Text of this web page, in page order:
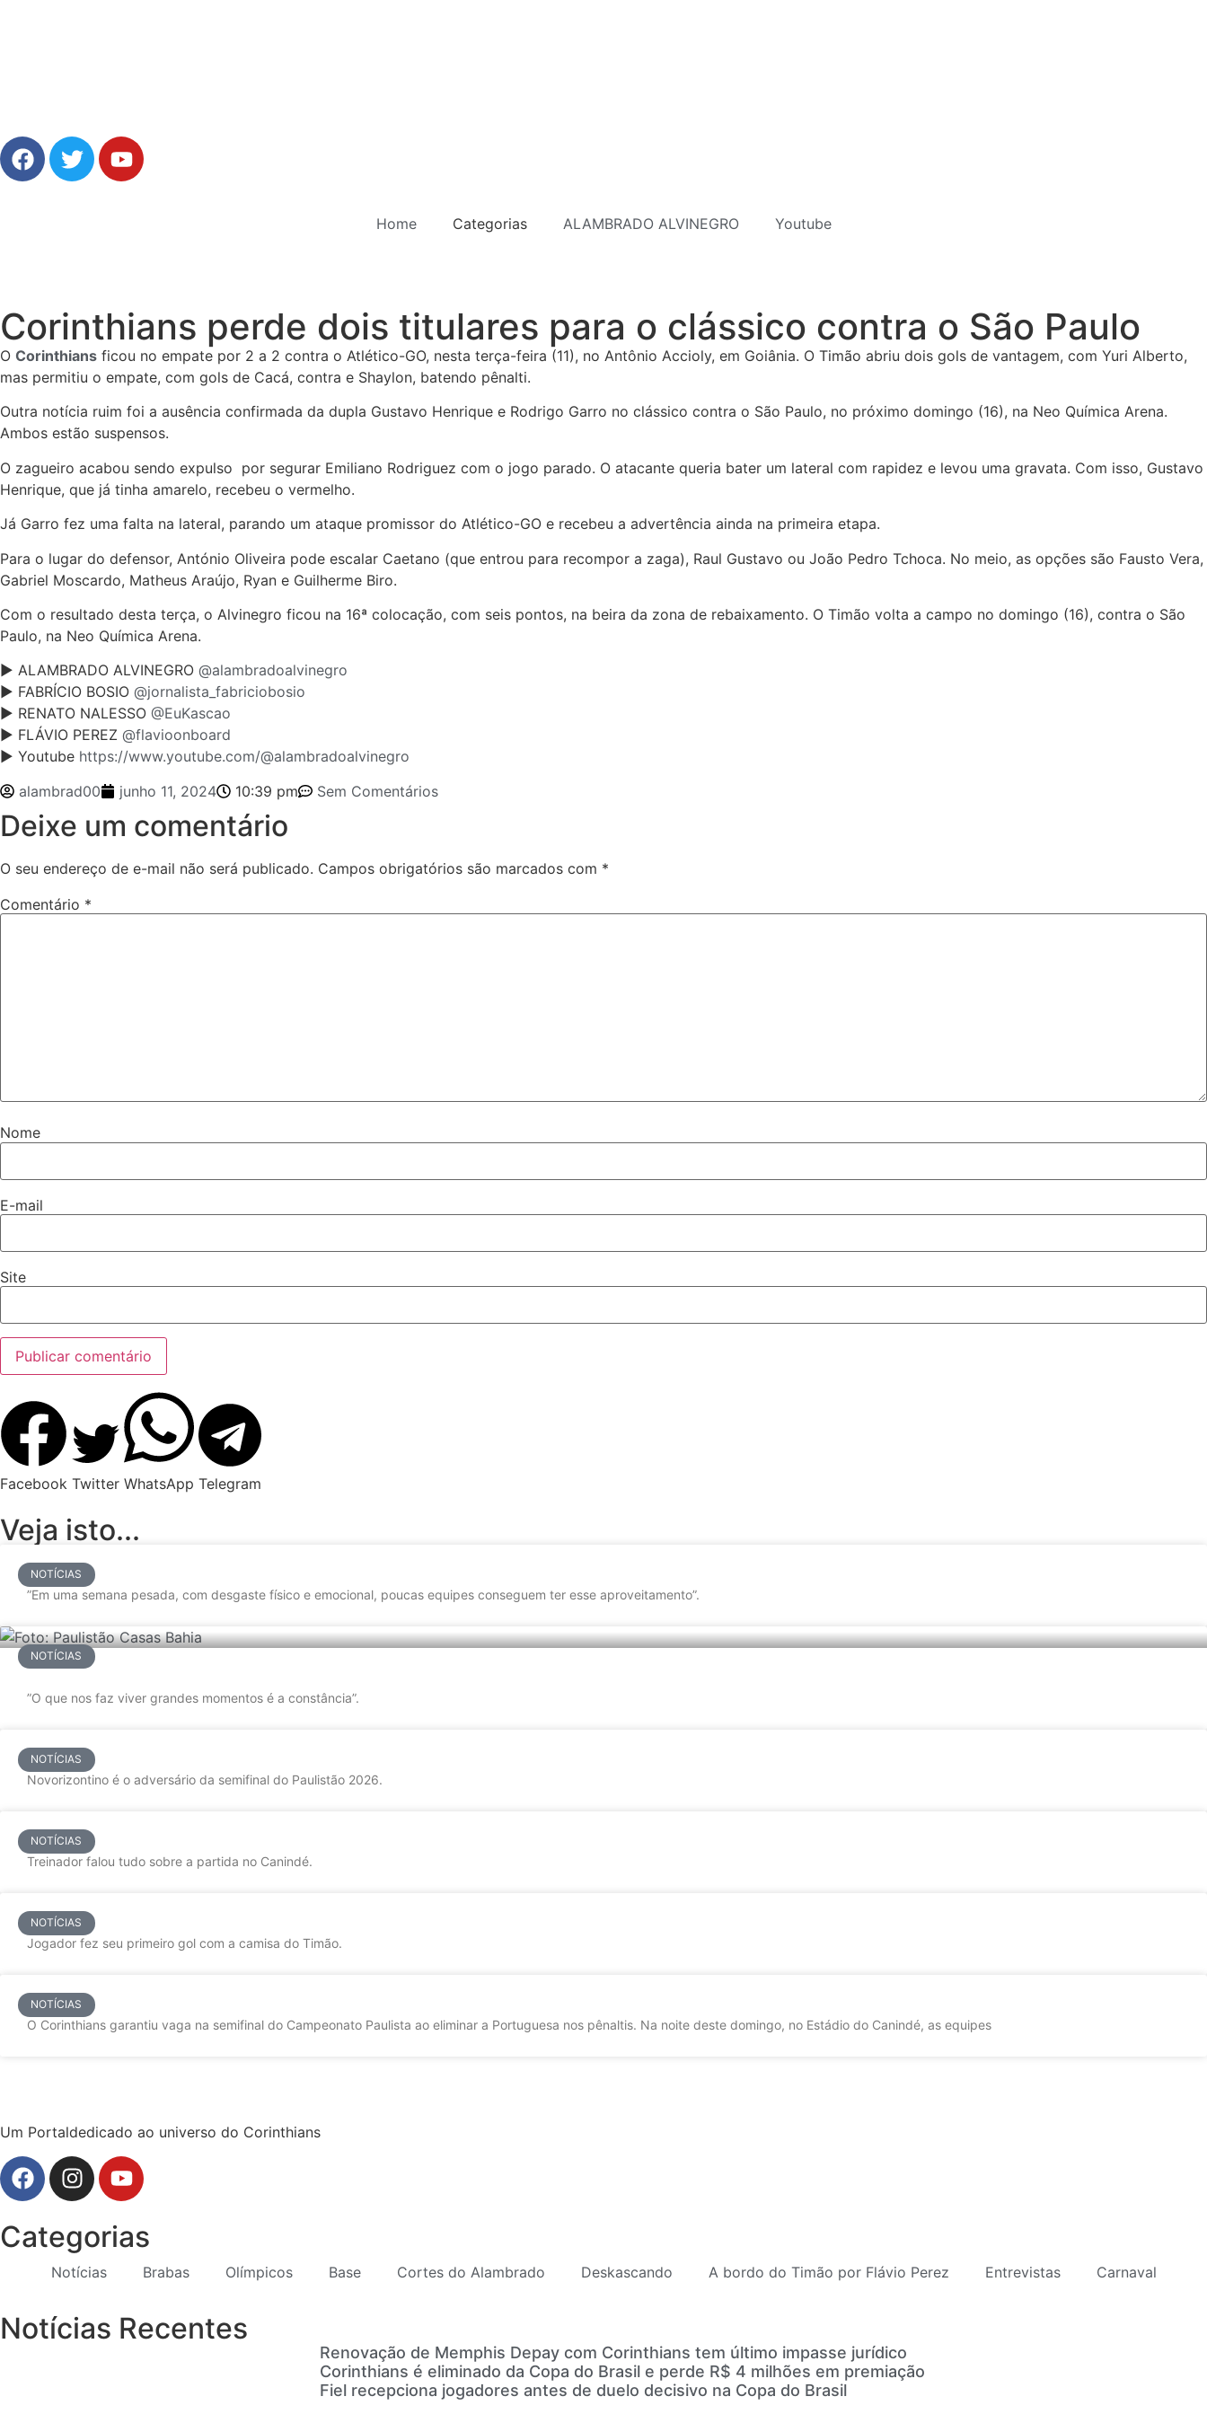
Home Categorias ALAMBRADO ALVINEGRO Youtube
Corinthians perde dois titulares para o clássico contra o São Paulo
O Corinthians ficou no empate por 2 a 2 contra o Atlético-GO, nesta terça-feira (11), no Antônio Accioly, em Goiânia. O Timão abriu dois gols de vantagem, com Yuri Alberto,
mas permitiu o empate, com gols de Cacá, contra e Shaylon, batendo pênalti.
Outra notícia ruim foi a ausência confirmada da dupla Gustavo Henrique e Rodrigo Garro no clássico contra o São Paulo, no próximo domingo (16), na Neo Química Arena.
Ambos estão suspensos.
O zagueiro acabou sendo expulso por segurar Emiliano Rodriguez com o jogo parado. O atacante queria bater um lateral com rapidez e levou uma gravata. Com isso, Gustavo
Henrique, que já tinha amarelo, recebeu o vermelho.
Já Garro fez uma falta na lateral, parando um ataque promissor do Atlético-GO e recebeu a advertência ainda na primeira etapa.
Para o lugar do defensor, António Oliveira pode escalar Caetano (que entrou para recompor a zaga), Raul Gustavo ou João Pedro Tchoca. No meio, as opções são Fausto Vera,
Gabriel Moscardo, Matheus Araújo, Ryan e Guilherme Biro.
Com o resultado desta terça, o Alvinegro ficou na 16ª colocação, com seis pontos, na beira da zona de rebaixamento. O Timão volta a campo no domingo (16), contra o São
Paulo, na Neo Química Arena.
► ALAMBRADO ALVINEGRO @alambradoalvinegro
► FABRÍCIO BOSIO @jornalista_fabriciobosio
► RENATO NALESSO @EuKascao
► FLÁVIO PEREZ @flavioonboard
► Youtube https://www.youtube.com/@alambradoalvinegro
alambrad00
junho 11, 2024 10:39 pm Sem Comentários
Deixe um comentário
O seu endereço de e-mail não será publicado. Campos obrigatórios são marcados com *
Comentário *
Nome
E-mail
Site
Facebook Twitter WhatsApp Telegram
Veja isto...
NOTÍCIAS
”Em uma semana pesada, com desgaste físico e emocional, poucas equipes conseguem ter esse aproveitamento”.
NOTÍCIAS
”O que nos faz viver grandes momentos é a constância”.
NOTÍCIAS
Novorizontino é o adversário da semifinal do Paulistão 2026.
NOTÍCIAS
Treinador falou tudo sobre a partida no Canindé.
NOTÍCIAS
Jogador fez seu primeiro gol com a camisa do Timão.
NOTÍCIAS
O Corinthians garantiu vaga na semifinal do Campeonato Paulista ao eliminar a Portuguesa nos pênaltis. Na noite deste domingo, no Estádio do Canindé, as equipes
Um Portaldedicado ao universo do Corinthians
Categorias
Notícias Brabas Olímpicos Base Cortes do Alambrado Deskascando A bordo do Timão por Flávio Perez Entrevistas Carnaval
Notícias Recentes
Renovação de Memphis Depay com Corinthians tem último impasse jurídico
Corinthians é eliminado da Copa do Brasil e perde R$ 4 milhões em premiação
Fiel recepciona jogadores antes de duelo decisivo na Copa do Brasil